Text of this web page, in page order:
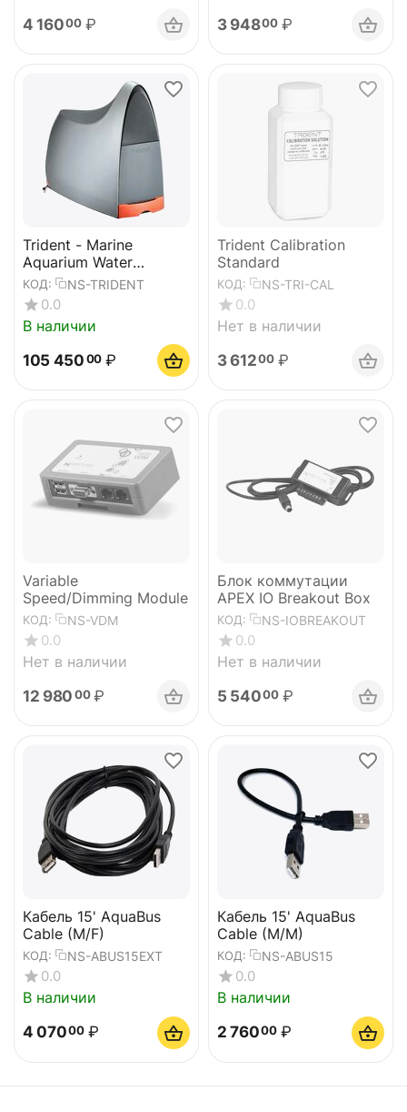
4 16000 ₽ 3 94800 ₽
Trident - Marine
Aquarium Water
Analyzer.
КОД: NS-TRIDENT
0.0
В наличии
105 450 00 ₽
Trident Calibration
Standard
КОД: NS-TRI-CAL
0.0
Нет в наличии
3 61200 ₽
Variable
Speed/Dimming Module
КОД: NS-VDM
0.0
Нет в наличии
12 980 00 ₽
Блок коммутации
APEX IO Breakout Box
КОД: NS-IOBREAKOUT
0.0
Нет в наличии
5 54000 ₽
Кабель 15' AquaBus
Cable (M/F)
КОД: NS-ABUS15EXT
0.0
В наличии
4 07000 ₽
Кабель 15' AquaBus
Cable (M/M)
КОД: NS-ABUS15
0.0
В наличии
2 76000 ₽